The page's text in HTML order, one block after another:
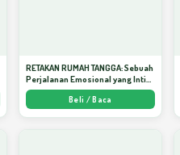
RETAKAN RUMAH TANGGA: Sebuah
Perjalanan Emosional yang Intim
dan Mendalam - Arda Dinata
Beli / Baca